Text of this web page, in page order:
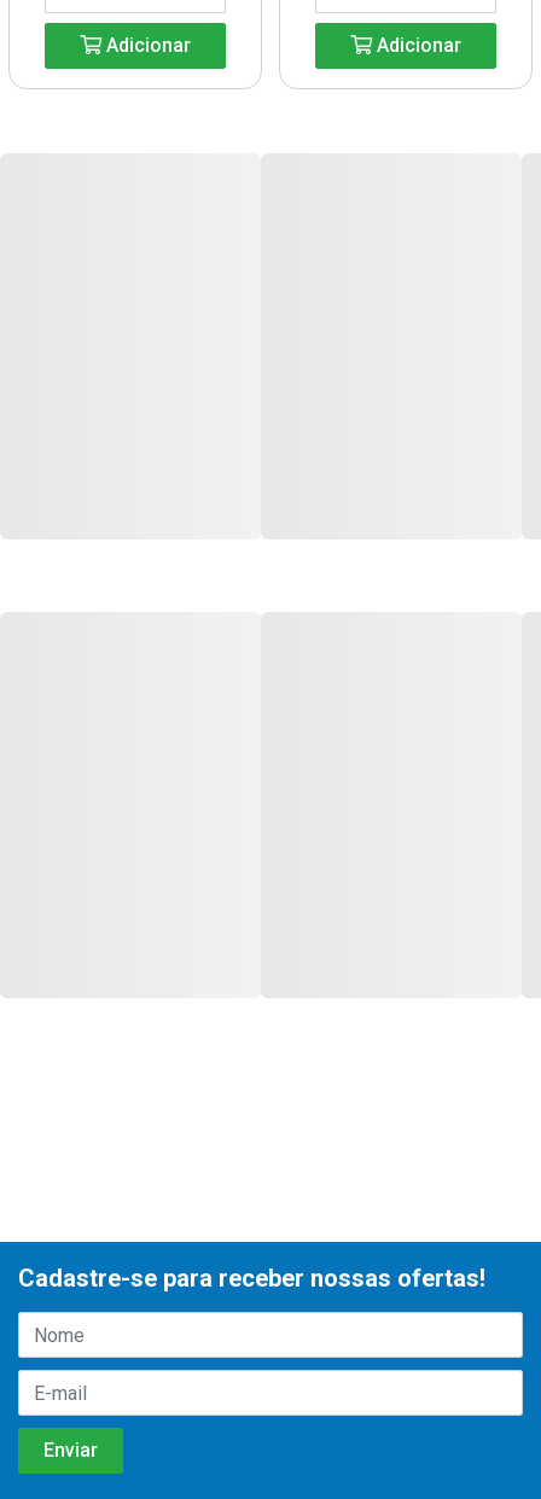
Adicionar Adicionar
Cadastre-se para receber nossas ofertas!